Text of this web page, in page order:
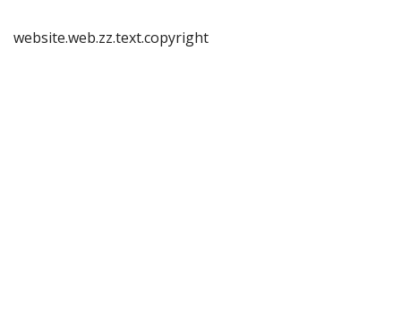
website.web.zz.text.copyright